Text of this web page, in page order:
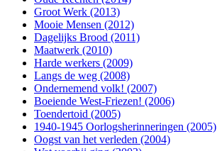
Groot Werk (2013)
Mooie Mensen (2012)
Dagelijks Brood (2011)
Maatwerk (2010)
Harde werkers (2009)
Langs de weg (2008)
Ondernemend volk! (2007)
Boeiende West-Friezen! (2006)
Toendertoid (2005)
1940-1945 Oorlogsherinneringen (2005)
Oogst van het verleden (2004)